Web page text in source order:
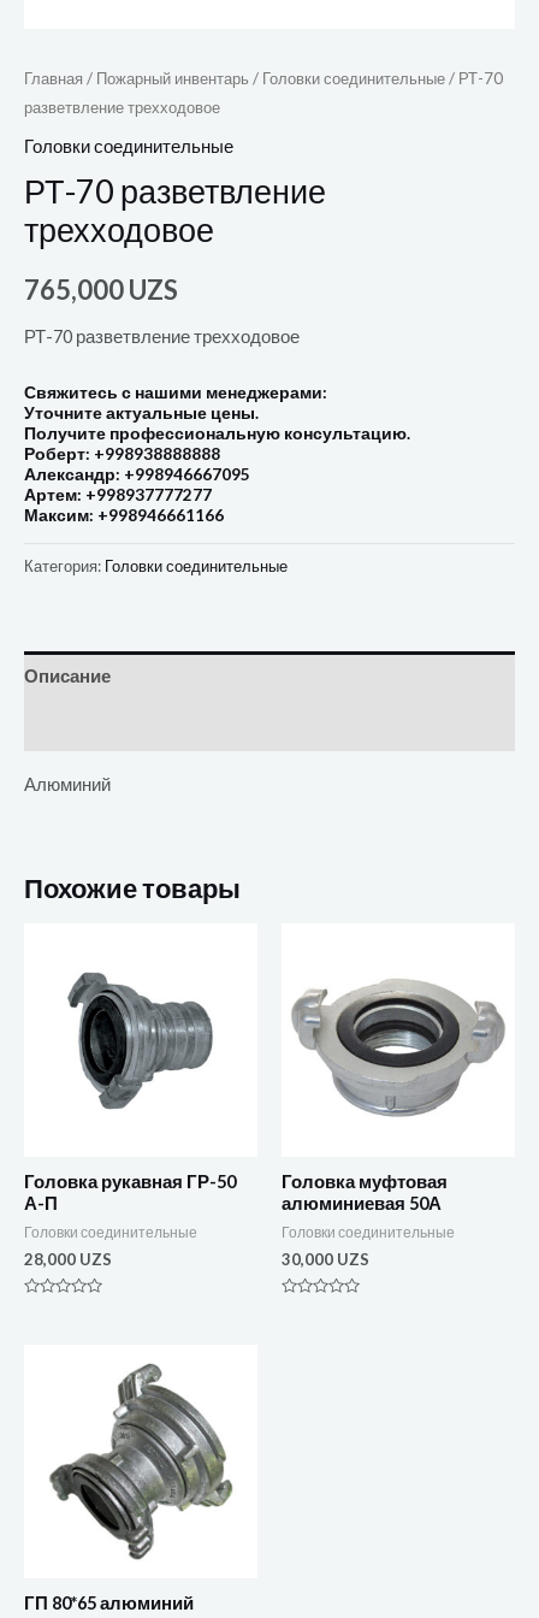
Главная / Пожарный инвентарь / Головки соединительные/ РТ-70
разветвление трехходовое
Головки соединительные
РТ-70 разветвление
трехходовое
765,000UZS
РТ-70 разветвление трехходовое
Свяжитесь с нашими менеджерами:
Уточните актуальные цены.
Получите профессиональную консультацию.
Роберт: +998938888888
Александр: +998946667095
Артем: +998937777277
Максим: +998946661166
Категория: Головки соединительные
Описание
Алюминий
Похожие товары
Головка рукавная ГР-50
А-П
Головки соединительные
28,000 UZS
Головка муфтовая
алюминиевая 50А
Головки соединительные
30,000 UZS
ГП 80*65 алюминий